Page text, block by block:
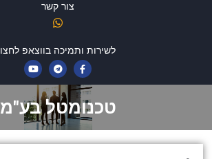
צור קשר
לשירות ותמיכה בווצאפ לחצו
טכנומטל בע"מ